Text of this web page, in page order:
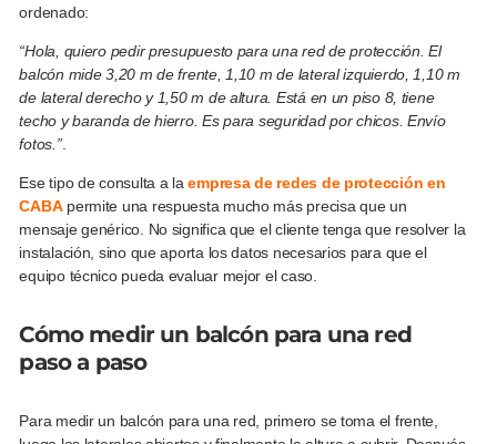
ordenado:
“Hola, quiero pedir presupuesto para una red de protección. El
balcón mide 3,20 m de frente, 1,10 m de lateral izquierdo, 1,10 m
de lateral derecho y 1,50 m de altura. Está en un piso 8, tiene
techo y baranda de hierro. Es para seguridad por chicos. Envío
fotos.”.
Ese tipo de consulta a laempresa de redes de protección en
CABApermite una respuesta mucho más precisa que un
mensaje genérico. No significa que el cliente tenga que resolver la
instalación, sino que aporta los datos necesarios para que el
equipo técnico pueda evaluar mejor el caso.
Cómo medir un balcón para una red
paso a paso
Para medir un balcón para una red, primero se toma el frente,